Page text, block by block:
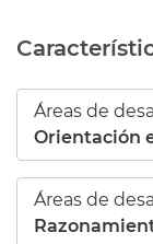
Áreas de
Orientación
Áreas de